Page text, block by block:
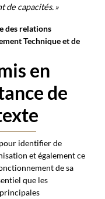
de capacités. »
des relations
Technique et de
en
de
identifier de
et également ce
de sa
que les